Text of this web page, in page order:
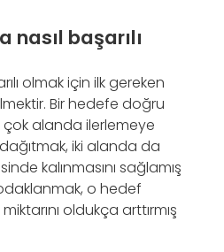
başarılı
olmak için ilk gereken
Bir hedefe doğru
alanda ilerlemeye
dağıtmak, iki alanda da
kalınmasını sağlamış
o hedef
oldukça arttırmış